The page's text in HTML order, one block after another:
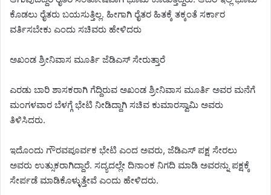
ಕೊಡಲು ರೈತರು ಬಯಸುತ್ತಿಲ್ಲ. ಹೀಗಾಗಿ ರೈತರ ಹಿತಕ್ಕೆ ತಕ್ಕಂತೆ ಸರ್ಕಾರ
ವರ್ತಿಸಬೇಕು ಎಂದು ಸಚಿವರು ಹೇಳಿದರು
ಅಖಂಡ ಶ್ರೀನಿವಾಸ ಮೂರ್ತಿ ಜೆಡಿಎಸ್ ಸೇರುತ್ತಾರೆ
ಎರಡು ಬಾರಿ ಶಾಸಕರಾಗಿ ಗೆದ್ದಿರುವ ಅಖಂಡ ಶ್ರೀನಿವಾಸ ಮೂರ್ತಿ ಅವರ ಮನೆಗೆ
ಮಂಗಳವಾರ ಬೆಳಗ್ಗೆ ಭೇಟಿ ನೀಡಿದ್ದಾಗಿ ಸಚಿವ ಕುಮಾರಸ್ವಾಮಿ ಅವರು
ತಿಳಿಸಿದರು.
ಇದೊಂದು ಗೌರವಪೂರ್ವಕ ಭೇಟಿ ಎಂದ ಅವರು, ಜೆಡಿಎಸ್ ಪಕ್ಷ ಸೇರಲು
ಅವರು ಉತ್ಸುಕರಾಗಿದ್ದಾರೆ. ಸದ್ಯದಲ್ಲೇ ದಿನಾಂಕ ನಿಗದಿ ಮಾಡಿ ಅವರನ್ನು ಪಕ್ಷಕ್ಕೆ
ಸೇರ್ಪಡೆ ಮಾಡಿಕೊಳ್ಳುತ್ತೇವೆ ಎಂದು ಹೇಳಿದರು.